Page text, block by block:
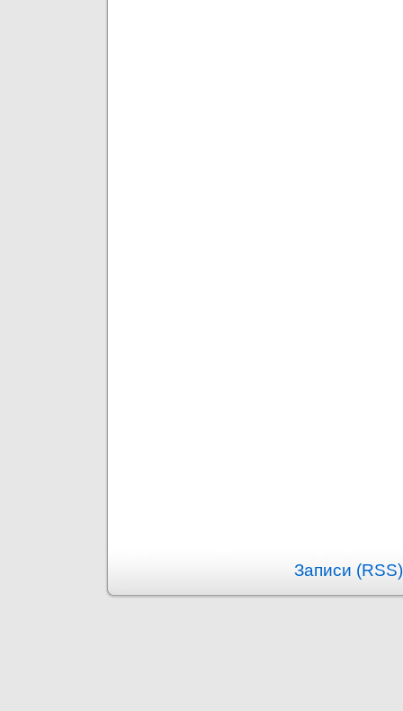
Записи (RSS)